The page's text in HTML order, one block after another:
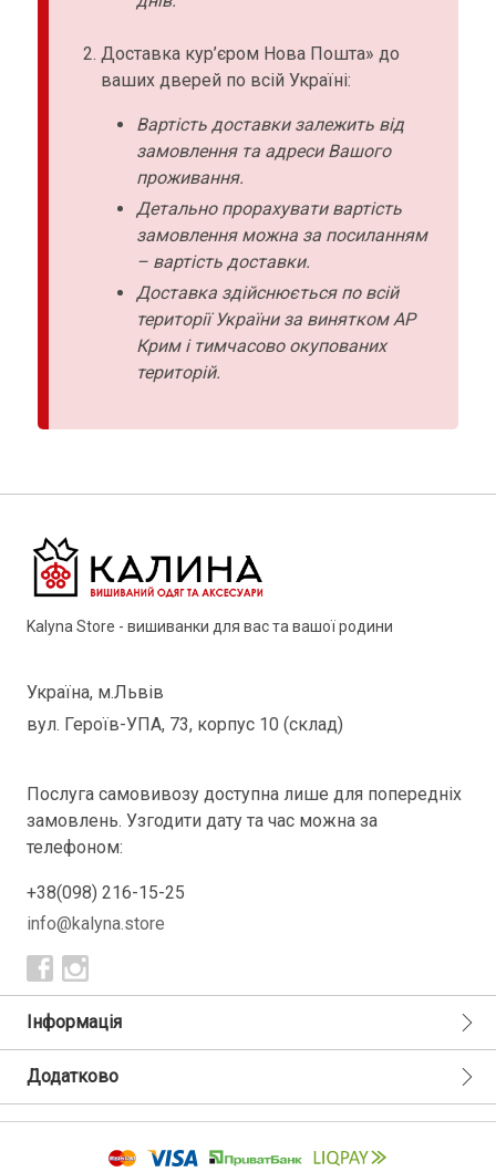
Доставка кур’єром Нова Пошта» до
ваших дверей по всій Україні:
Вартість доставки залежить від
замовлення та адреси Вашого
проживання.
Детально прорахувати вартість
замовлення можна за посиланням
– вартість доставки.
Доставка здійснюється по всій
території України за винятком АР
Крим і тимчасово окупованих
територій.
Kalyna Store - вишиванки для вас та вашої родини
Україна, м.Львів
вул. Героїв-УПА, 73, корпус 10 (склад)
Послуга самовивозу доступна лише для попередніх
замовлень. Узгодити дату та час можна за
телефоном:
+38(098) 216-15-25
info@kalyna.store
Інформація
Додатково